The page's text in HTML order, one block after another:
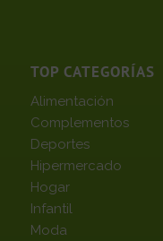
TOP CATEGORÍAS
Alimentación
Complementos
Deportes
Hipermercado
Hogar
Infantil
Moda